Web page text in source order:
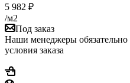
5 982 ₽
/м2
Под заказ
Наши менеджеры обязательно
условия заказа